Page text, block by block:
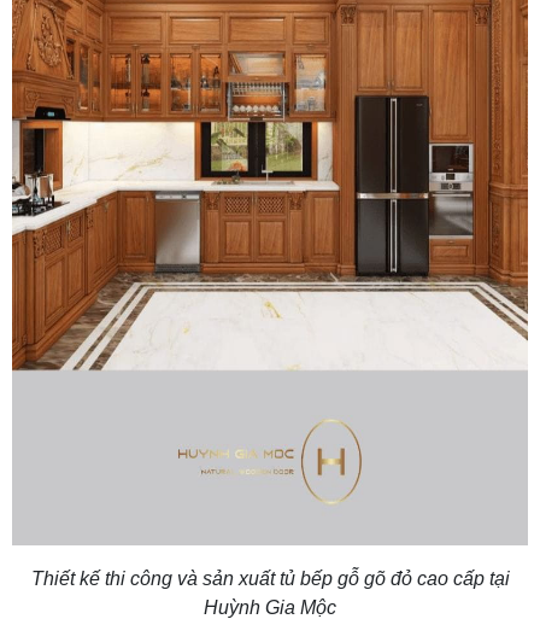
Thiết kế thi công và sản xuất tủ bếp gỗ gõ đỏ cao cấp tại
Huỳnh Gia Mộc